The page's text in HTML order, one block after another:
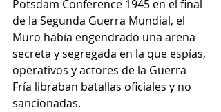
Potsdam Conference 1945 en el final
de la Segunda Guerra Mundial, el
Muro había engendrado una arena
secreta y segregada en la que espías,
operativos y actores de la Guerra
Fría libraban batallas oficiales y no
sancionadas.